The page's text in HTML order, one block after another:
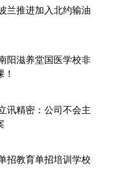
兰推进加入北约输油
阳滋养堂国医学校非
讯精密：公司不会主
招教育单招培训学校